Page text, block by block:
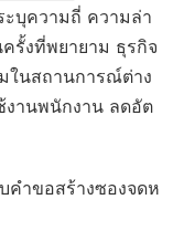
ะบุความถี่ ความล่า
รั้งที่พยายาม ธุรกิจ
ในสถานการณ์ต่าง
งานพนักงาน ลดอัต
คำขอสร้างซองจดห